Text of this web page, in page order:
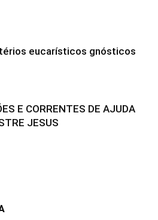
eucarísticos gnósticos
E CORRENTES DE AJUDA
JESUS